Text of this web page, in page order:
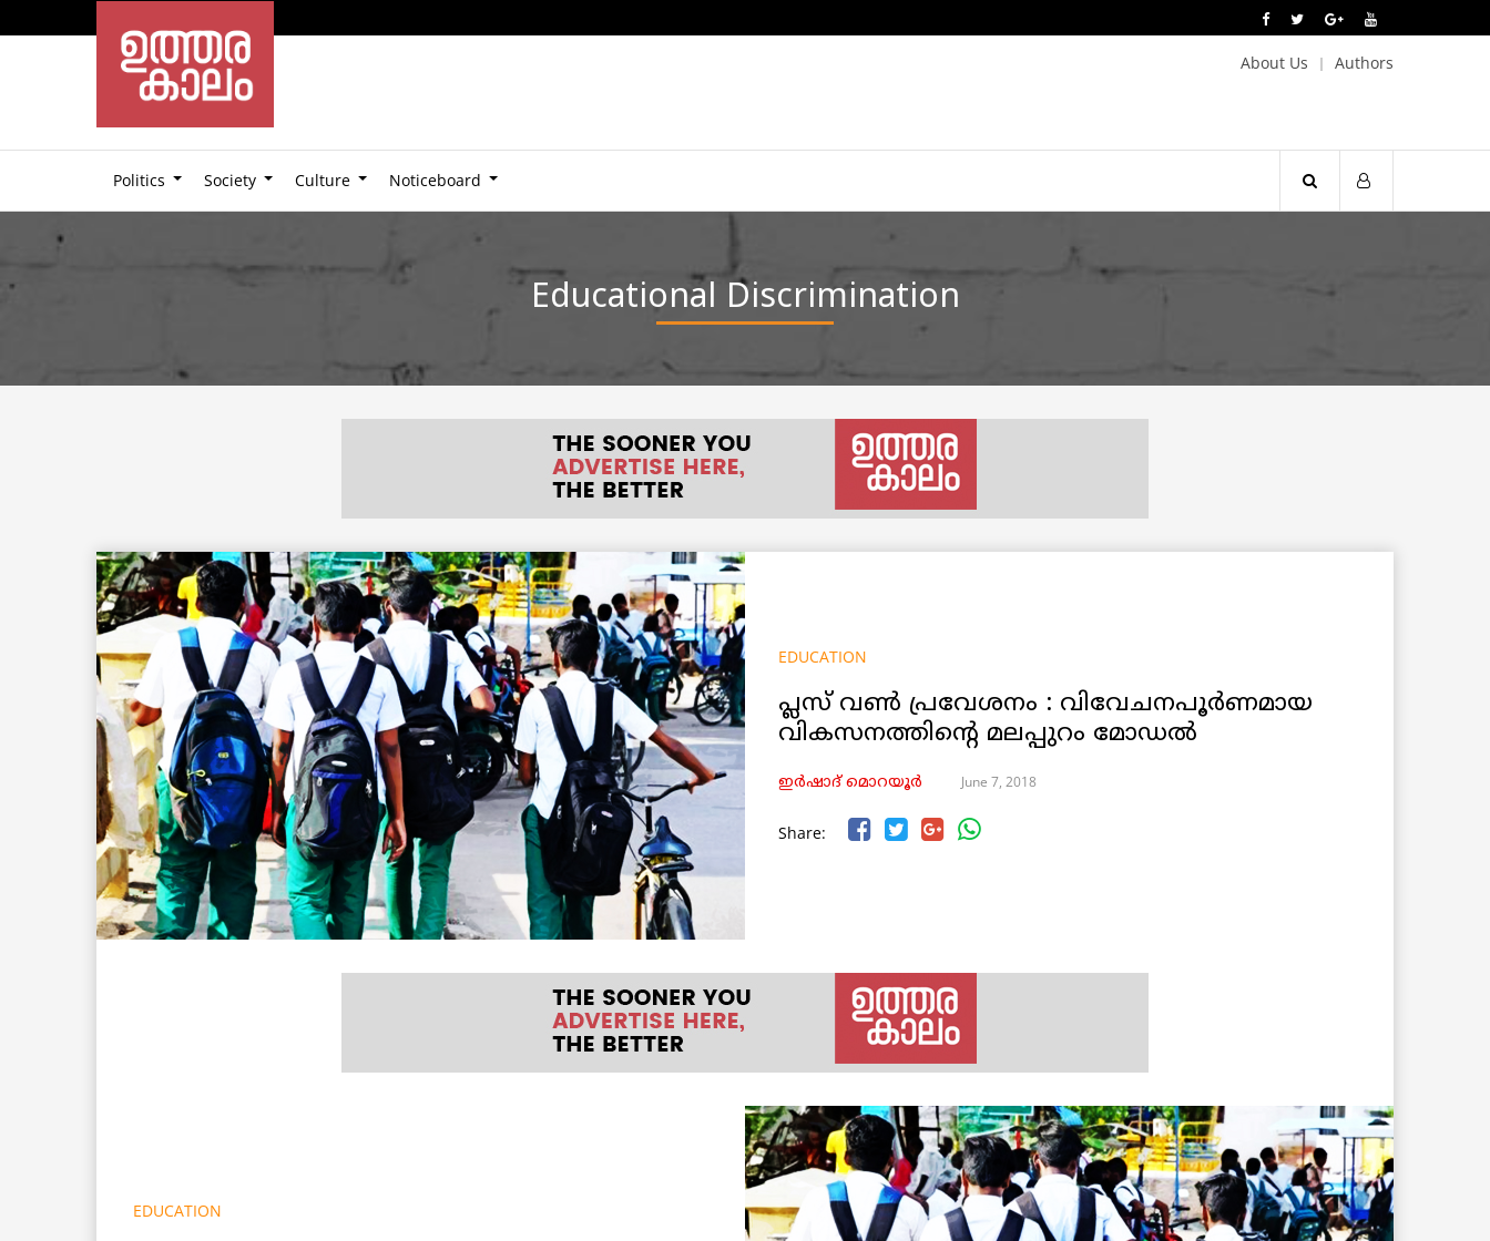
About Us Authors
Politics Society Culture Noticeboard
Educational Discrimination
EDUCATION
പ്ലസ് വണ്‍ പ്രവേശനം : വിവേചനപൂര്‍ണമായ
വികസനത്തിന്റെ മലപ്പുറം മോഡല്‍
ഇര്‍ഷാദ് മൊറയൂര്‍ June 7, 2018
Share:
EDUCATION